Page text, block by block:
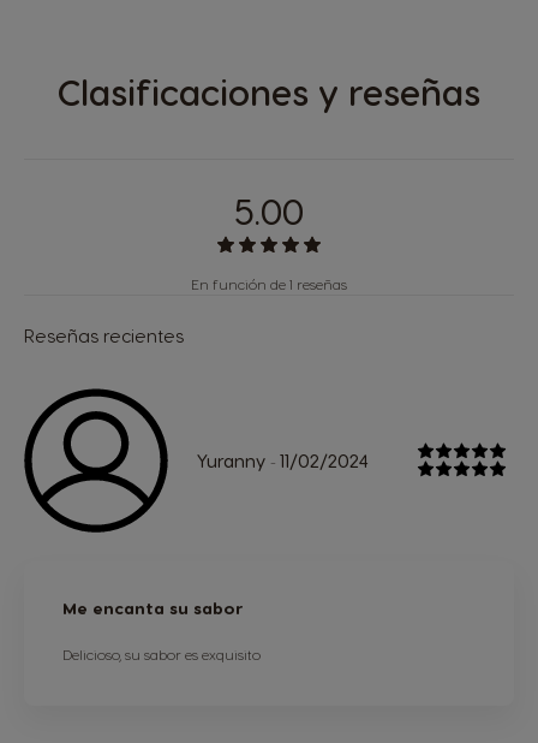
Clasificaciones y reseñas
5.00
En función de 1 reseñas
Reseñas recientes
Yuranny - 11/02/2024
Me encanta su sabor
Delicioso, su sabor es exquisito